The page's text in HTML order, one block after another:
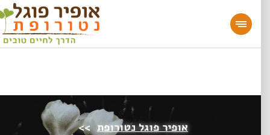
מעוניינים להעמיק או להתחיל דרך חיים בריאה?
אופיר פוגל נטורופת >>